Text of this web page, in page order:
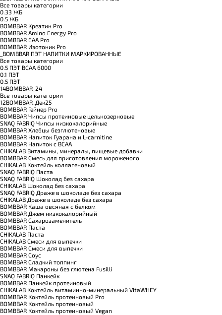
Все товары категории
0.33 ЖБ
0.5 ЖБ
BOMBBAR Креатин Pro
BOMBBAR Amino Energy Pro
BOMBBAR EAA Pro
BOMBBAR Изотоник Pro
_BOMBBAR ПЭТ НАПИТКИ МАРКИРОВАННЫЕ
Все товары категории
0.5 ПЭТ ВСАА 6000
0.1 ПЭТ
0.5 ПЭТ
14BOMBBAR_24
Все товары категории
12BOMBBAR_Дек25
BOMBBAR Гейнер Pro
BOMBBAR Чипсы протеиновые цельнозерновые
SNAQ FABRIQ Чипсы низкокалорийные
BOMBBAR Хлебцы безглютеновые
BOMBBAR Напиток Гуарана и L-carnitine
BOMBBAR Напиток с BCAA
CHIKALAB Витамины, минералы, пищевые добавки
BOMBBAR Смесь для приготовления мороженого
CHIKALAB Коктейль коллагеновый
SNAQ FABRIQ Паста
SNAQ FABRIQ Шоколад без сахара
CHIKALAB Шоколад без сахара
SNAQ FABRIQ Драже в шоколаде без сахара
CHIKALAB Драже в шоколаде без сахара
BOMBBAR Каша овсяная с белком
BOMBBAR Джем низкокалорийный
BOMBBAR Сахарозаменитель
BOMBBAR Паста
CHIKALAB Паста
CHIKALAB Смеси для выпечки
BOMBBAR Смеси для выпечки
BOMBBAR Соус
BOMBBAR Сладкий топпинг
BOMBBAR Макароны без глютена Fusilli
SNAQ FABRIQ Панкейк
BOMBBAR Панкейк протеиновый
CHIKALAB Коктейль витаминно-минеральный VitaWHEY
BOMBBAR Коктейль протеиновый Pro
BOMBBAR Коктейль протеиновый
BOMBBAR Коктейль протеиновый Vegan